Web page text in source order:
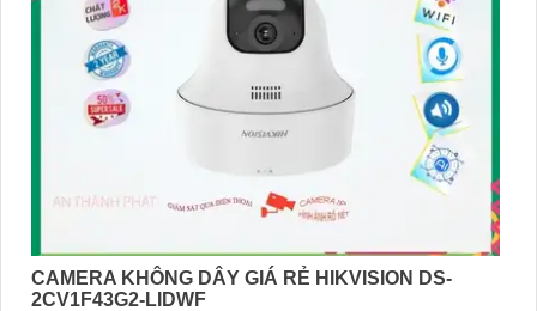
CAMERA KHÔNG DÂY GIÁ RẺ HIKVISION DS-
2CV1F43G2-LIDWF